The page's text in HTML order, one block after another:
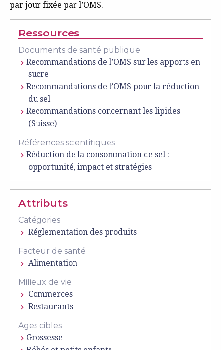
par jour fixée par l’OMS.
Ressources
Documents de santé publique
Recommandations de l’OMS sur les apports en
sucre
Recommandations de l’OMS pour la réduction
du sel
Recommandations concernant les lipides
(Suisse)
Références scientifiques
Réduction de la consommation de sel :
opportunité, impact et stratégies
Attributs
Catégories
Réglementation des produits
Facteur de santé
Alimentation
Milieux de vie
Commerces
Restaurants
Ages cibles
Grossesse